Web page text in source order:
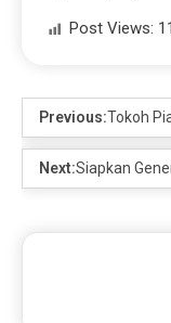
Post Views:
Previous:Tokoh
Next:Siapkan